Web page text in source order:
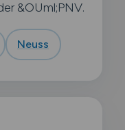
&OUml;PNV.
Neuss